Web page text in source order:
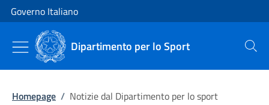
Vai al contenuto
Vai alla navigazione del sito
Governo Italiano
Dipartimento per lo Sport Cerca
Homepage / Notizie dal Dipartimento per lo sport